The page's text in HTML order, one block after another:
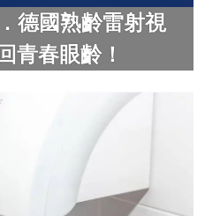
德國熟齡雷射視
春眼齡！